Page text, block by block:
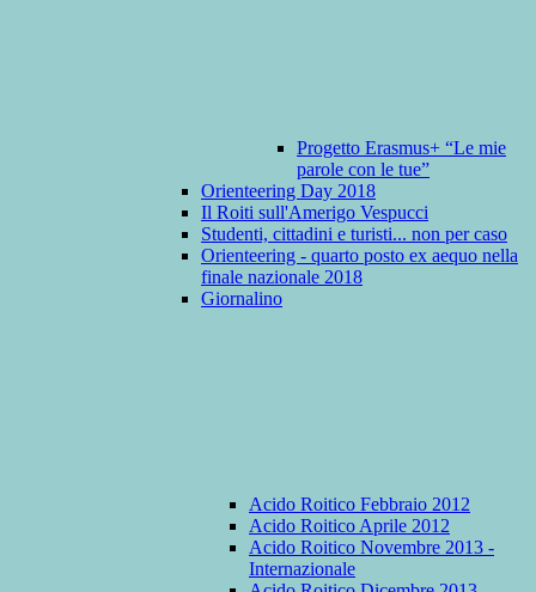
Progetto Erasmus+ “Le mie
parole con le tue”
Orienteering Day 2018
Il Roiti sull'Amerigo Vespucci
Studenti, cittadini e turisti... non per caso
Orienteering - quarto posto ex aequo nella
finale nazionale 2018
Giornalino
Acido Roitico Febbraio 2012
Acido Roitico Aprile 2012
Acido Roitico Novembre 2013 -
Internazionale